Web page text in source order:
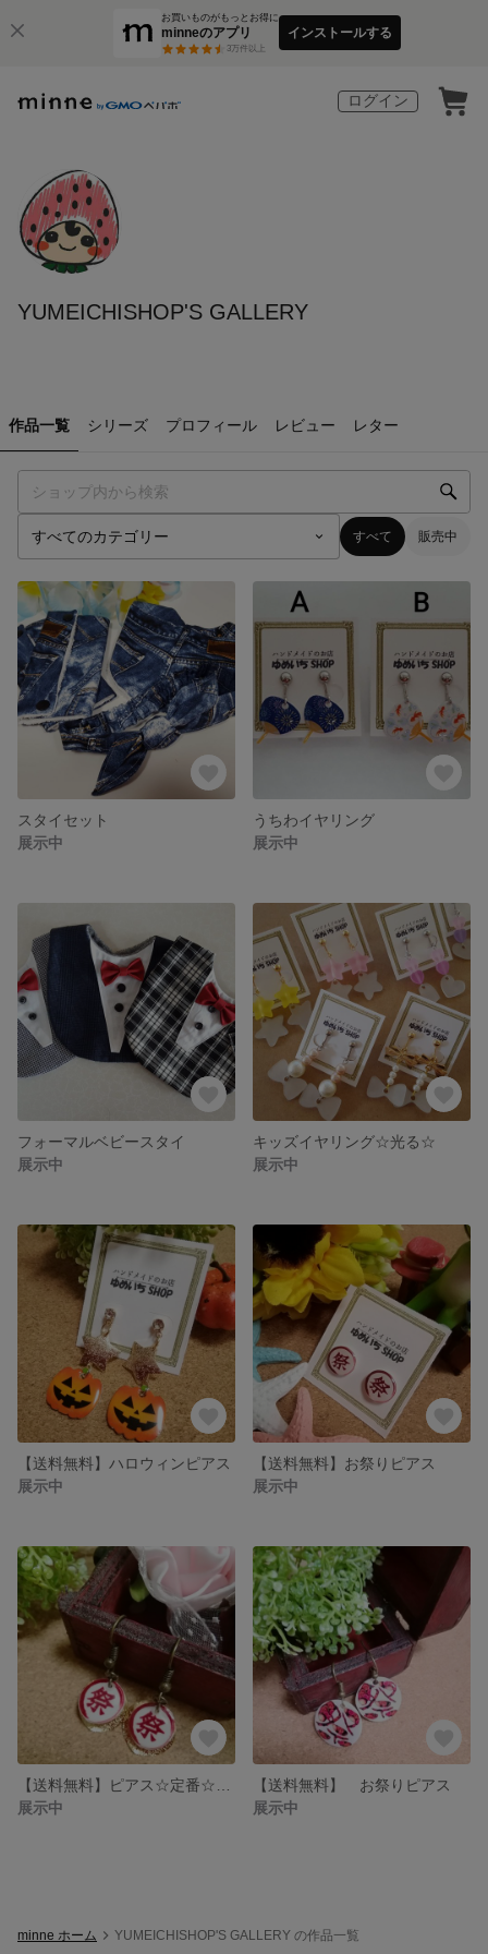
お買いものがもっとお得に
minneのアプリ
3万件以上
インストールする
ログイン
YUMEICHISHOP'S GALLERY
作品一覧 シリーズ プロフィール レビュー レター
すべて 販売中
スタイセット
展示中
うちわイヤリング
展示中
フォーマルベビースタイ
展示中
キッズイヤリング☆光る☆
展示中
【送料無料】ハロウィンピアス
展示中
【送料無料】お祭りピアス
展示中
展示中
【送料無料】 お祭りピアス
展示中
minne ホーム YUMEICHISHOP'S GALLERY の作品一覧